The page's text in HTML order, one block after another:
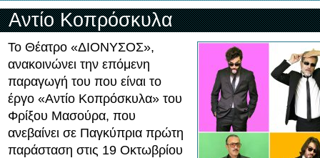
Αντίο Κοπρόσκυλα
Το Θέατρο «ΔΙΟΝΥΣΟΣ»,
ανακοινώνει την επόμενη
παραγωγή του που είναι το
έργο «Αντίο Κοπρόσκυλα» του
Φρίξου Μασούρα, που
ανεβαίνει σε Παγκύπρια πρώτη
παράσταση στις 19 Οκτωβρίου